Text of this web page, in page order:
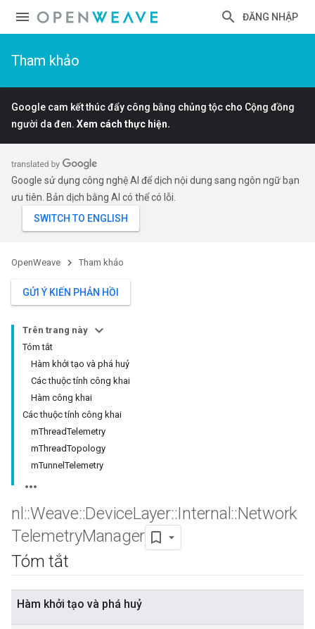
ĐĂNG NHẬP
Tham khảo
Google cam kết thúc đẩy công bằng chủng tộc cho Cộng đồng
người da đen. Xem cách thực hiện.
Google sử dụng công nghệ AI để dịch nội dung sang ngôn ngữ bạn
ưu tiên. Bản dịch bằng AI có thể có lỗi.
OpenWeave Tham khảo
GỬI Ý KIẾN PHẢN HỒI
Trên trang này
Tóm tắt
Hàm khởi tạo và phá huỷ
Các thuộc tính công khai
Hàm công khai
Các thuộc tính công khai
mThreadTelemetry
mThreadTopology
mTunnelTelemetry
nl ::Weave::DeviceLayer::Internal ::Network
TelemetryManager
Tóm tắt
Hàm khởi tạo và phá huỷ